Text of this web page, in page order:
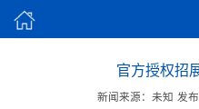
官方授权招
新闻来源：未知 发